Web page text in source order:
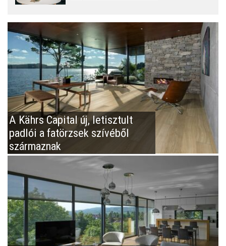
A Kährs Capital új, letisztult
padlói a fatörzsek szívéből
származnak